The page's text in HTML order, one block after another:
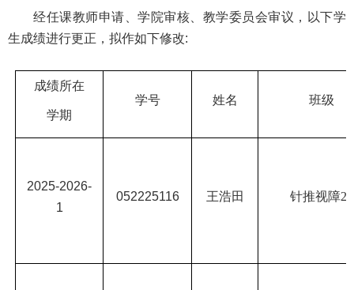
经任课教师申请、学院审核、教学委员会审议，以下学
生成绩进行更正，拟作如下修改:
成绩所在
学期
学号 姓名 班级
2025-2026-
1
052225116 王浩田 针推视障25